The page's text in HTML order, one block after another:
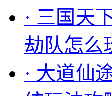
· 三国天
劫队怎么
· 大道仙